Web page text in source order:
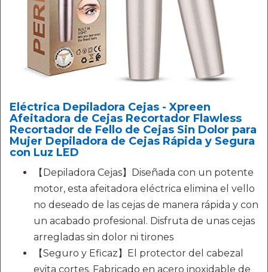
Eléctrica Depiladora Cejas - Xpreen
Afeitadora de Cejas Recortador Flawless
Recortador de Fello de Cejas Sin Dolor para
Mujer Depiladora de Cejas Rápida y Segura
con Luz LED
【Depiladora Cejas】Diseñada con un potente
motor, esta afeitadora eléctrica elimina el vello
no deseado de las cejas de manera rápida y con
un acabado profesional. Disfruta de unas cejas
arregladas sin dolor ni tirones
【Seguro y Eficaz】El protector del cabezal
evita cortes. Fabricado en acero inoxidable de